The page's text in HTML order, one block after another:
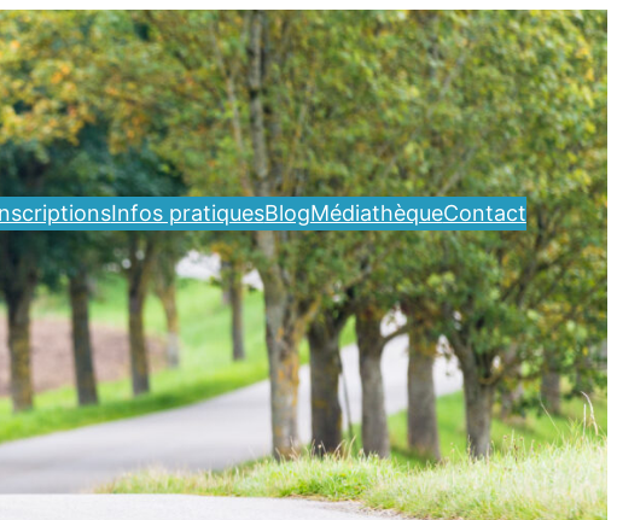
Infos pratiquesBlogMédiathèqueContact